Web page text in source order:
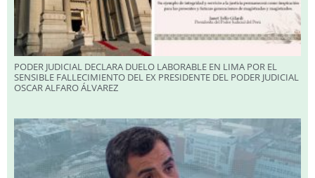
PODER JUDICIAL DECLARA DUELO LABORABLE EN LIMA POR EL
SENSIBLE FALLECIMIENTO DEL EX PRESIDENTE DEL PODER JUDICIAL
OSCAR ALFARO ÁLVAREZ